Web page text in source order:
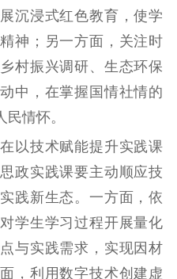
打非
作
电影市场
建
学习在线
才
职称评审
源
沉浸式红色教育，使学
神；另一方面，关注时
村振兴调研、生态环保
中，在掌握国情社情的
情怀。
技术赋能提升实践课
政实践课要主动顺应技
践新生态。一方面，依
学生学习过程开展量化
与实践需求，实现因材
，利用数字技术创建虚